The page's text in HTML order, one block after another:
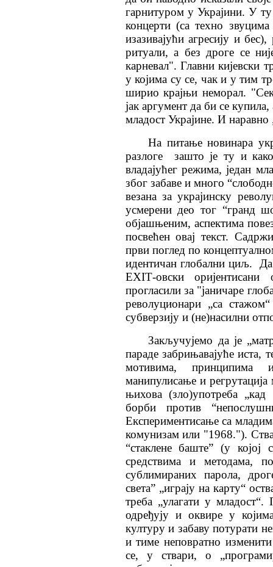
гарнитуром у Украјини. У
концерти (са техно
изазивајући агресију и
ритуали, а без дроге се
карневал". Главни кијевски
у којима су се, чак и у тим
ширио крајњи неморал.
јак аргумент да би се
младост Украјине. И наравно
На питање новинара
разлоге зашто је ту и
владајућег режима, један
због забаве и много
везана за украјинску
усмерени део тог “гранд
објашњеним, аспектима
посвећен овај текст.
први поглед по
идентичан глобални циљ. Да
ЕXIТ-овски
прогласили за "јаничаре
револуционари „са
субверзију и (не)насилни
Закључујемо да је
параде забрињавајуће иста,
мотивима, принципима
манипулисање и
њихова (зло)употреба
борби против
Експериментисање са
комунизам или "1968.").
“стаклене баште” (у
средствима и методама,
сублимираних парола,
света” „играју на карту“
треба „улагати у
одређују и оквире у
културу и забаву потурати
и тиме неповратно
се, у ствари, о